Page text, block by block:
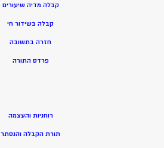
קבלה מדיה שיעורים
קבלה בשידור חי
חזרה בתשובה
פרדס התורה
רוחניות והעצמה
תורת הקבלה והנסתר